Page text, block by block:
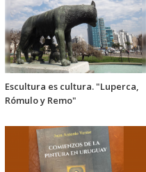
Escultura es cultura. "Luperca,
Rómulo y Remo"